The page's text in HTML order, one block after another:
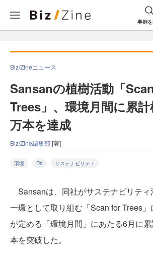
事例
Biz/Zineニュース
Sansanの植樹活動「
Trees」、環境月間に累
万本を達成
Biz/Zine編集部[著]
環境 DX サステナビリティ
Sansanは、同社がサステナビリテ
一環として取り組む「Scan for Trees
が定める「環境月間」にあたる6月に
本を突破した。